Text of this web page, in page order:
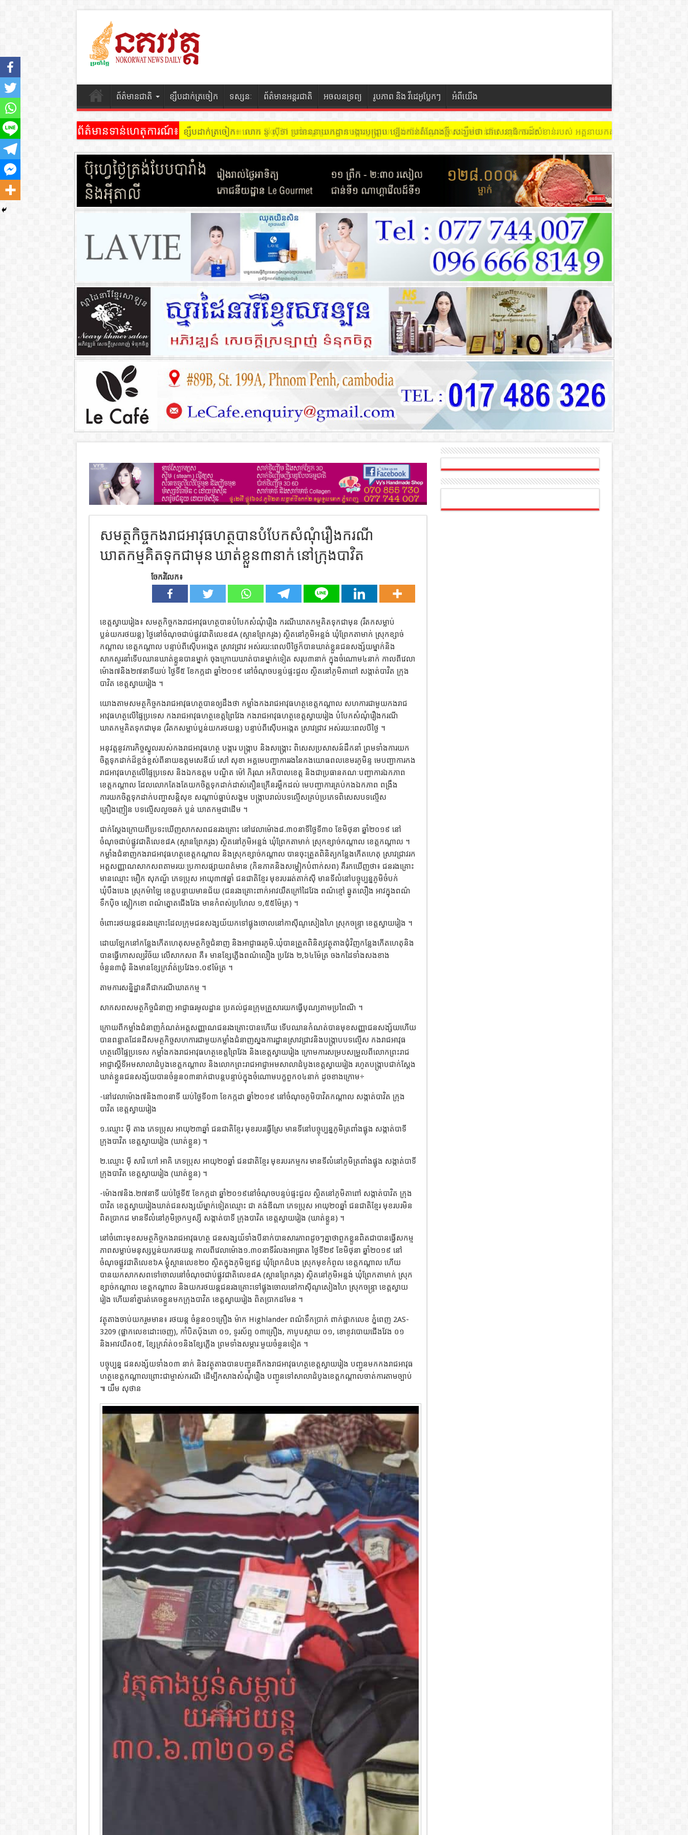
ព័ត៌មានជាតិ ខ្សឹបដាក់ត្រចៀក ទស្សនៈ ព័ត៌មានអន្តរជាតិ អចលនទ្រព្យ រូបភាព និង វីដេអូប្លែកៗ អំពីយើង
ព័ត៌មានទាន់ហេតុការណ៍៖ ខ្សឹបដាក់ត្រចៀក ៖ អគារ Sky 31 នៅខណ្ឌទួលគោក មានអ្នកជួលបន្ទប់បើកល្បែងសុីសង នៅជាន់ទី៩ បន្ទប់ ៩០២ !
សមត្ថកិច្ចកងរាជអាវុធហត្ថបានបំបែកសំណុំរឿងករណី
ឃាតកម្មគិតទុកជាមុន ឃាត់ខ្លួន៣នាក់ នៅក្រុងបាវិត
ចែករំលែក៖
ខេត្តស្វាយរៀង៖ សមត្ថកិច្ចកងរាជអាវុធហត្ថបានបំបែកសំណុំរឿង ករណីឃាតកម្មគិតទុកជាមុន (រឹតកសម្លាប់
ប្លន់យករថយន្ត) ថ្ងៃនៅចំណុចជាប់ផ្លូវជាតិលេខ៨A (ស្ពានព្រែករូង) ស្ថិតនៅភូមិអន្លង់ ឃុំព្រែកតាមាក់ ស្រុកខ្សាច់
កណ្តាល ខេត្តកណ្តាល បន្ទាប់ពីស៊ើបអង្កេត ស្រាវជ្រាវ អស់រយ:ពេលបីថ្ងៃក៏បានឃាត់ខ្លួនជនសង្ស័យម្នាក់និង
សាកសួរនាំទើបឈានឃាត់ខ្លួនបានម្នាក់ ចុងក្រោយឃាត់បានម្នាក់ទៀត សរុប៣នាក់ ក្នុងចំណោម៤នាក់ កាលពីវេលា
ម៉ោង៧និង២៧នាទីយប់ ថ្ងៃទី៥ ខែកក្កដា ឆ្នាំ២០១៩ នៅចំណុចបន្ទប់ផ្ទះជួល ស្ថិតនៅភូមិតាពៅ សង្កាត់បាវិត ក្រុង
បាវិត ខេត្តស្វាយរៀង ។
យោងតាមសមត្ថកិច្ចកងរាជអាវុធហត្ថបានឲ្យដឹងថា កម្លាំងកងរាជអាវុធហត្ថខេត្តកណ្តាល សហការជាមួយកងរាជ
អាវុធហត្ថលើផ្ទៃប្រទេស កងរាជអាវុធហត្ថខេត្តព្រៃវែង កងរាជអាវុធហត្ថខេត្តស្វាយរៀង បំបែកសំណុំរឿងករណី
ឃាតកម្មគិតទុកជាមុន (រឹតកសម្លាប់ប្លន់យករថយន្ត) បន្ទាប់ពីស៊ើបអង្កេត ស្រាវជ្រាវ អស់រយ:ពេលបីថ្ងៃ ។
អនុវត្តនូវភារកិច្ចស្នូលរបស់កងរាជអាវុធហត្ថ បង្ការ បង្ក្រាប និងសង្គ្រោះ ពិសេសប្រសាសន៍ដឹកនាំ ព្រមទាំងការយក
ចិត្តទុកដាក់ដ៏ខ្ពង់ខ្ពស់ពីនាយឧត្តមសេនីយ៍ សៅ សុខា អគ្គមេបញ្ជាការរងនៃកងយោធពលខេមរភូមិន្ទ មេបញ្ជាការកង
រាជអាវុធហត្ថលើផ្ទៃប្រទេស និងឯកឧត្តម បណ្ឌិត ម៉ៅ ភិរុណ អភិបាលខេត្ត និងជាប្រធានគណៈបញ្ជាការឯកភាព
ខេត្តកណ្តាល ដែលលោកតែងតែយកចិត្តទុកដាក់ដាស់តឿនក្រើនរម្លឹកដល់ មេបញ្ជាការគ្រប់កងឯកភាព ពង្រឹង
ការយកចិត្តទុកដាក់បញ្ហាសន្តិសុខ សណ្តាប់ធ្នាប់សង្គម បង្ក្រាបរាល់បទល្មើសគ្រប់ប្រភេទពិសេសបទល្មើស
គ្រឿងញៀន បទល្មើសលួចឆក់ ប្លន់ ឃាតកម្មជាដើម ។
ជាក់ស្តែងក្រោយពីប្រទះឃើញសាកសពជនរងគ្រោះ នៅវេលាម៉ោង៨.៣០នាទីថ្ងៃទី៣០ ខែមិថុនា ឆ្នាំ២០១៩ នៅ
ចំណុចជាប់ផ្លូវជាតិលេខ៨A (ស្ពានព្រែករូង) ស្ថិតនៅភូមិអន្លង់ ឃុំព្រែកតាមាក់ ស្រុកខ្សាច់កណ្តាល ខេត្តកណ្តាល ។
កម្លាំងជំនាញកងរាជអាវុធហត្ថខេត្តកណ្តាល និងស្រុកខ្សាច់កណ្តាល បានចុះត្រួតពិនិត្យកន្លែងកើតហេតុ ស្រាវជ្រាវរក
អត្តសញ្ញាណសាកសពតាមរយៈប្រកាសផ្សាយពត៌មាន (ភិនភាគនិងសម្លៀកបំពាក់សព) គឺរកឃើញថា៖ ជនរងគ្រោះ
មានឈ្មោះ មឿក សុភណ្ឌ័ ភេទប្រុស អាយុ៣៧ឆ្នាំ ជនជាតិខ្មែរ មុខរបររត់តាក់ស៊ី មានទីលំនៅបច្ចុប្បន្នភូមិចំបក់
ឃុំបឹងបេង ស្រុកម៉ាឡៃ ខេត្តបន្ទាយមានជ័យ (ជនរងគ្រោះពាក់អាវយឺតក្រៅដៃវែង ពណ៌ខ្មៅ ឆ្នូតលឿង អាវក្នុងពណ៌
ទឹកប៉ិច ស្លៀកខោ ពណ៌ត្នោតជើងវែង មានកំពស់ប្រហែល ១,៥៥ម៉ែត្រ) ។
ចំពោះរថយន្តជនរងគ្រោះដែលក្រុមជនសង្សយ័យកទៅផ្លុងចោលនៅកាស៊ីណូសៀងហៃ ស្រុកចន្រ្ទា ខេត្តស្វាយរៀង ។
ដោយឡែកនៅកន្លែងកើតហេតុសមត្ថកិច្ចជំនាញ និងអាជ្ញាធរភូមិ.ឃុំបានត្រួតពិនិត្យវត្ថុតាងជុំវិញកន្លែងកើតហេតុនិង
បានធ្វើកោសល្យវិច័យ លើសាកសព គឺ៖ មានខ្សែភ្លើងពណ៌លឿង ប្រវែង ២,៦៤ម៉ែត្រ ចងកដៃទាំងសងខាង
ចំនួន៣ជុំ និងមានខ្សែក្រវ៉ាត់ប្រវែង១.០៩ម៉ែត្រ ។
តាមការសន្និដ្ឋានគឺជាករណីឃាតកម្ម ។
សាកសពសមត្ថកិច្ចជំនាញ អាជ្ញាធរមូលដ្ឋាន ប្រគល់ជូនក្រុមគ្រួសារយកធ្វើបុណ្យតាមប្រពៃណី ។
ក្រោយពីកម្លាំងជំនាញកំណត់អត្តសញ្ញាណជនរងគ្រោះបានហើយ ទើបឈានកំណត់បានមុខសញ្ញាជនសង្ស័យហើយ
បានពន្លាតដែនដីសមត្ថកិច្ចសហការជាមួយកម្លាំងជំនាញស្នងការដ្ឋានស្រាវជ្រាវនិងបង្ក្រាបបទល្មើស កងរាជអាវុធ
ហត្ថលើផ្ទៃប្រទេស កម្លាំងកងរាជអាវុធហត្ថខេត្តព្រៃវែង និងខេត្តស្វាយរៀង ក្រោមការសម្របសម្រួលពីលោកព្រះរាជ
អាជ្ញាស្តីទីអមសាលាដំបូងខេត្តកណ្តាល និងលោកព្រះរាជអាជ្ញាអមសាលាដំបូងខេត្តស្វាយរៀង រហូតបង្រ្កាបជាក់ស្តែង
ឃាត់ខ្លួនជនសង្ស័យបានចំនួន០៣នាក់ជាបន្តបន្ទាប់ក្នុងចំណោមបក្ខពួក០៤នាក់ ដូចខាងក្រោម÷
-នៅវេលាម៉ោង៧និង៣០នាទី យប់ថ្ងៃទី០៣ ខែកក្កដា ឆ្នាំ២០១៩ នៅចំណុចភូមិបាវិតកណ្តាល សង្កាត់បាវិត ក្រុង
បាវិត ខេត្តស្វាយរៀង
១.ឈ្មោះ ម៉ី តាង ភេទប្រុស អាយុ២៣ឆ្នាំ ជនជាតិខ្មែរ មុខរបរធ្វើស្រែ មានទីនៅបច្ចុប្បន្នភូមិត្រពាំងផ្លុង សង្កាត់បាទី
ក្រុងបាវិត ខេត្តស្វាយរៀង (ឃាត់ខ្លួន) ។
២.ឈ្មោះ ម៉ី សារិ ហៅ អាគិ ភេទប្រុស អាយុ២០ឆ្នាំ ជនជាតិខ្មែរ មុខរបរកម្មករ មានទីលំនៅភូមិត្រពាំងផ្លុង សង្កាត់បាទី
ក្រុងបាវិត ខេត្តស្វាយរៀង (ឃាត់ខ្លួន) ។
-ម៉ោង៧និង.២៧នាទី យប់ថ្ងៃទី៥ ខែកក្កដា ឆ្នាំ២០១៩នៅចំណុចបន្ទប់ផ្ទះជួល ស្ថិតនៅភូមិតាពៅ សង្កាត់បាវិត ក្រុង
បាវិត ខេត្តស្វាយរៀងឃាត់ជនសង្សយ័ម្នាក់ទៀតឈ្មោះ ជា គង់ឌីណា ភេទប្រុស អាយុ២០ឆ្នាំ ជនជាតិខ្មែរ មុខរបរមិន
ពិតប្រាកដ មានទីលំនៅភូមិច្រកឫស្សី សង្កាត់បាទី ក្រុងបាវិត ខេត្តស្វាយរៀង (ឃាត់ខ្លួន) ។
នៅចំពោះមុខសមត្ថកិច្ចកងរាជអាវុធហត្ថ ជនសង្សយ័ទាំងបីនាក់បានសារភាពដូចៗគ្នាថាពួកខ្លួនពិតជាបានធ្វើសកម្ម
ភាពសម្លាប់មនុស្សប្លន់យករថយន្ត កាលពីវេលាម៉ោង១.៣០នាទីរំលងអាធ្រាត ថ្ងៃទី២៩ ខែមិថុនា ឆ្នាំ២០១៩ នៅ
ចំណុចផ្លូវជាតិលេខ៦A ម្តុំស្ពានលេខ២០ ស្ថិតក្នុងភូមិឡឥដ្ឋ ឃុំព្រែកដំបង ស្រុកមុខកំពូល ខេត្តកណ្តាល ហើយ
បានយកសាកសពទៅចោលនៅចំណុចជាប់ផ្លូវជាតិលេខ៨A (ស្ពានព្រែករូង) ស្ថិតនៅភូមិអន្លង់ ឃុំព្រែកតាមាក់ ស្រុក
ខ្សាច់កណ្តាល ខេត្តកណ្តាល និងយករថយន្តជនរងគ្រោះទៅផ្លុងចោលនៅកាសុីណូសៀងហៃ ស្រុកចន្ទ្រា ខេត្តស្វាយ
រៀង ហើយនាំគ្នារត់គេចខ្លួនមកក្រុងបាវិត ខេត្តស្វាយរៀង ពិតប្រាកដមែន ។
វត្ថុតាងចាប់យករួមមាន៖ រថយន្ត ចំនួន០១គ្រឿង ម៉ាក Highlander ពណ៌ទឹកប្រាក់ ពាក់ផ្លាកលេខ ភ្នំពេញ 2AS-
3209 (ផ្លាកលេខដោះចេញ), កាំបិតបុ័ងតោ ០១, ទូរស័ព្ទ ០៣គ្រឿង, កាបូបស្ពាយ ០១, ខោខូវបោយជើងវែង ០១
និងអាវយឺត០៥, ខ្សែក្រវ៉ាត់០១និងខ្សែភ្លើង ព្រមទាំងសម្ភារៈមួយចំនួនទៀត ។
បច្ចុប្បន្ន ជនសង្ស័យទាំង០៣ នាក់ និងវត្ថុតាងបានបញ្ជូនពីកងរាជអាវុធហត្ថខេត្តស្វាយរៀង បញ្ជូនមកកងរាជអាវុធ
ហត្ថខេត្តកណ្តាលព្រោះជាម្ចាស់ករណី ដើម្បីកសាងសំណុំរឿង បញ្ជូនទៅសាលាដំបូងខេត្តកណ្តាលចាត់ការតាមច្បាប់
៕ យឹម សុថាន